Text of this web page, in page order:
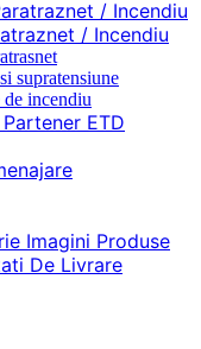
/ Incendiu
supratensiune
de incendiu
ETD
Imagini Produse
De Livrare